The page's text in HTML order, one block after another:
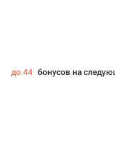
до 44 бонусов на